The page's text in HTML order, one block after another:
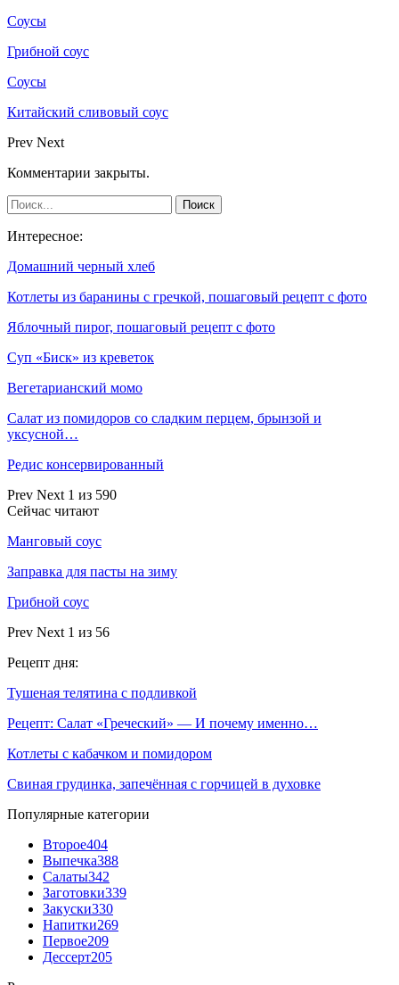
Соусы
Грибной соус
Соусы
Китайский сливовый соус
Prev Next
Комментарии закрыты.
Интересное:
Домашний черный хлеб
Котлеты из баранины с гречкой, пошаговый рецепт с фото
Яблочный пирог, пошаговый рецепт с фото
Суп «Биск» из креветок
Вегетарианский момо
Салат из помидоров со сладким перцем, брынзой и
уксусной…
Редис консервированный
Prev Next 1 из 590
Сейчас читают
Манговый соус
Заправка для пасты на зиму
Грибной соус
Prev Next 1 из 56
Рецепт дня:
Тушеная телятина с подливкой
Рецепт: Салат «Греческий» — И почему именно…
Котлеты с кабачком и помидором
Свиная грудинка, запечённая с горчицей в духовке
Популярные категории
Второе404
Выпечка388
Салаты342
Заготовки339
Закуски330
Напитки269
Первое209
Дессерт205